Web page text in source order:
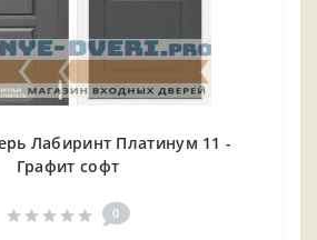
Лабиринт Платинум 11 -
Графит софт
0